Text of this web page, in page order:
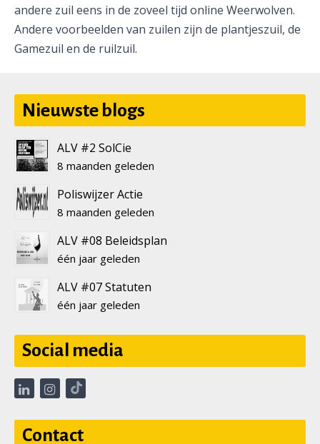
andere zuil eens in de zoveel tijd online Weerwolven.
Andere voorbeelden van zuilen zijn de plantjeszuil, de
Gamezuil en de ruilzuil.
Nieuwste blogs
ALV #2 SolCie
8 maanden geleden
Poliswijzer Actie
8 maanden geleden
ALV #08 Beleidsplan
één jaar geleden
ALV #07 Statuten
één jaar geleden
Social media
Contact